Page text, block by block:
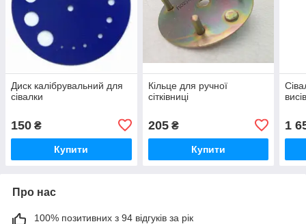
Диск калібрувальний для
сівалки
150 ₴
Купити
Кільце для ручної
сітківниці
205₴
Купити
1
Про нас
100% позитивних з 94 відгуків за рік